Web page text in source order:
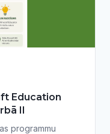
Education
II
programmu